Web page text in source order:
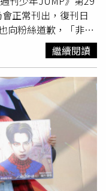
正常刊出，復刊日
向粉絲道歉，「非常
家擔心，我也講清楚
發現自己有很嚴重的
去會影響工作，所以
去動個手術
我會讓眼睛發射雷射
發射雷射光的畫面，
繼續閱讀